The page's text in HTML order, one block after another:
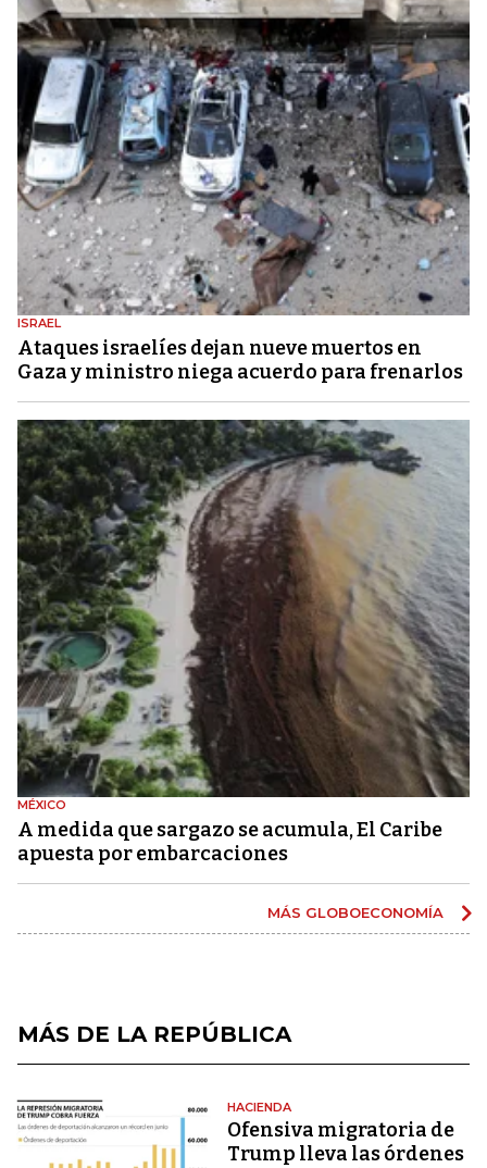
ISRAEL
Ataques israelíes dejan nueve muertos en
Gaza y ministro niega acuerdo para frenarlos
MÉXICO
A medida que sargazo se acumula, El Caribe
apuesta por embarcaciones
MÁS GLOBOECONOMÍA
MÁS DE LA REPÚBLICA
HACIENDA
Ofensiva migratoria de
Trump lleva las órdenes